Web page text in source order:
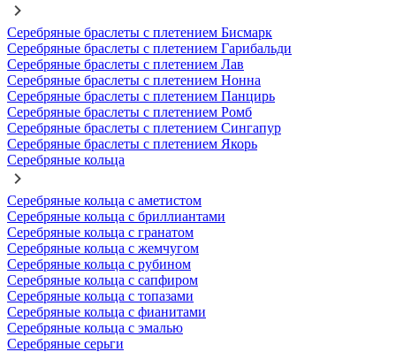
Серебряные браслеты с плетением Бисмарк
Серебряные браслеты с плетением Гарибальди
Серебряные браслеты с плетением Лав
Серебряные браслеты с плетением Нонна
Серебряные браслеты с плетением Панцирь
Серебряные браслеты с плетением Ромб
Серебряные браслеты с плетением Сингапур
Серебряные браслеты с плетением Якорь
Серебряные кольца
Серебряные кольца с аметистом
Серебряные кольца с бриллиантами
Серебряные кольца с гранатом
Серебряные кольца с жемчугом
Серебряные кольца с рубином
Серебряные кольца с сапфиром
Серебряные кольца с топазами
Серебряные кольца с фианитами
Серебряные кольца с эмалью
Серебряные серьги